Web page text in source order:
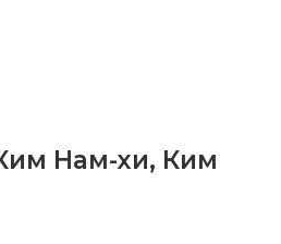
Нам-хи, Ким